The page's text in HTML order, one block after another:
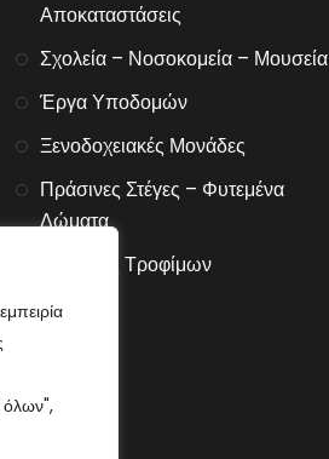
όλων",
Αποκαταστάσεις
Σχολεία – Νοσοκομεία – Μουσεία
Έργα Υποδομών
Ξενοδοχειακές Μονάδες
Πράσινες Στέγες – Φυτεμένα
Δώματα
Αλυσίδες Τροφίμων